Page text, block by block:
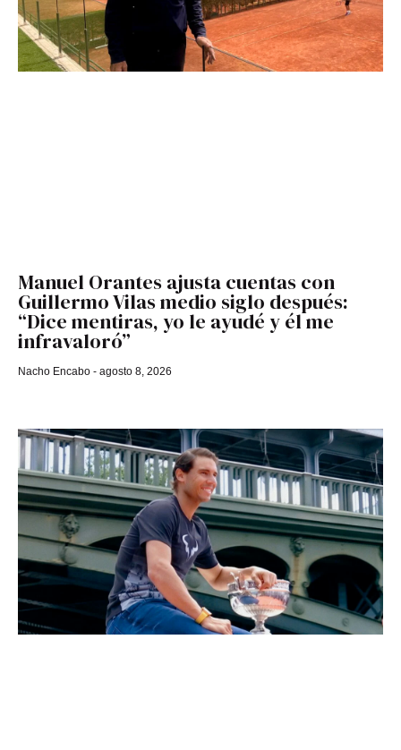
Manuel Orantes ajusta cuentas con
Guillermo Vilas medio siglo después:
“Dice mentiras, yo le ayudé y él me
infravaloró”
Nacho Encabo agosto 8, 2026